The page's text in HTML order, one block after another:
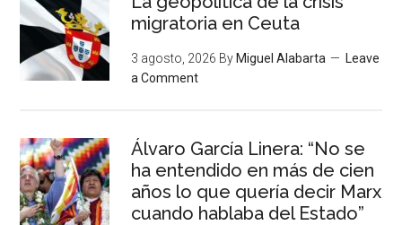
migratoria en Ceuta
3 agosto, 2026 By Miguel Alabarta
Leave
a Comment
Álvaro García Linera: “No se
ha entendido en más de cien
años lo que quería decir Marx
cuando hablaba del Estado”